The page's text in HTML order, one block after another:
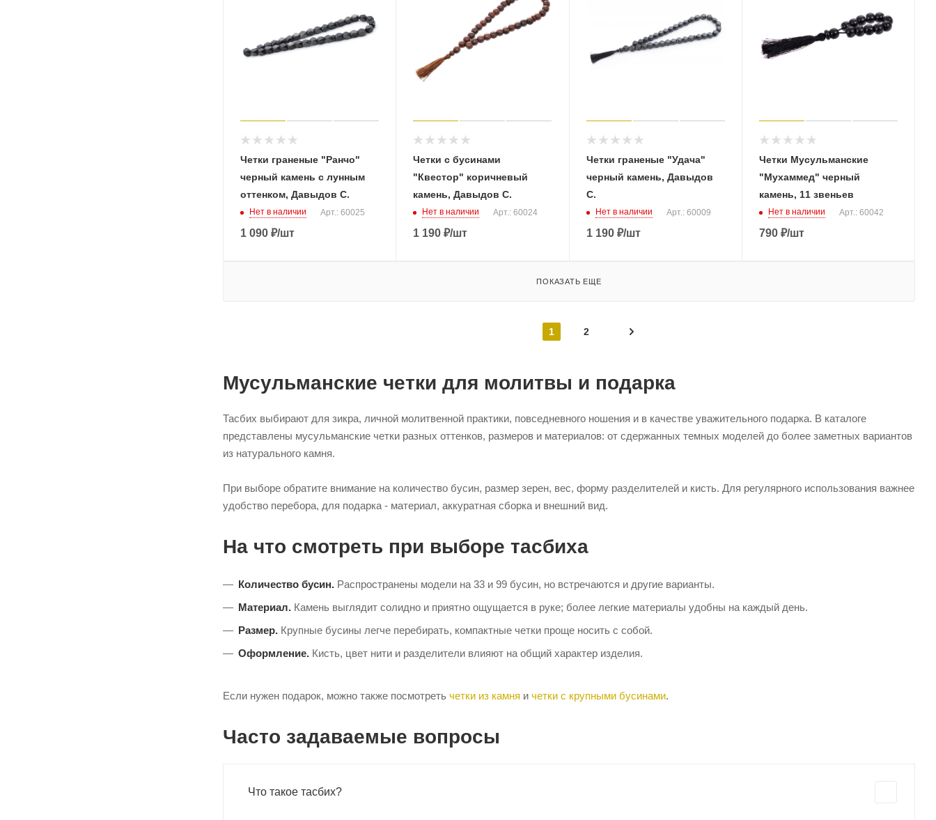
Четки граненые "Ранчо"
черный камень с лунным
оттенком, Давыдов С.
Нет в наличии Арт.: 60025
1 090 ₽/шт
Четки с бусинами
"Квестор" коричневый
камень, Давыдов С.
Нет в наличии Арт.: 60024
1 190 ₽/шт
Четки граненые "Удача"
черный камень, Давыдов
С.
Нет в наличии Арт.: 60009
1 190₽/шт
Четки Мусульманские
"Мухаммед" черный
камень, 11 звеньев
Нет в наличии Арт.: 60042
790₽/шт
ПОКАЗАТЬ ЕЩЕ
1 2
Мусульманские четки для молитвы и подарка
Тасбих выбирают для зикра, личной молитвенной практики, повседневного ношения и в качестве уважительного подарка. В каталоге
представлены мусульманские четки разных оттенков, размеров и материалов: от сдержанных темных моделей до более заметных вариантов
из натурального камня.
При выборе обратите внимание на количество бусин, размер зерен, вес, форму разделителей и кисть. Для регулярного использования важнее
удобство перебора, для подарка - материал, аккуратная сборка и внешний вид.
На что смотреть при выборе тасбиха
Количество бусин. Распространены модели на 33 и 99 бусин, но встречаются и другие варианты.
Материал. Камень выглядит солидно и приятно ощущается в руке; более легкие материалы удобны на каждый день.
Размер. Крупные бусины легче перебирать, компактные четки проще носить с собой.
Оформление. Кисть, цвет нити и разделители влияют на общий характер изделия.
Если нужен подарок, можно также посмотреть четки из камня и четки с крупными бусинами.
Часто задаваемые вопросы
Что такое тасбих?